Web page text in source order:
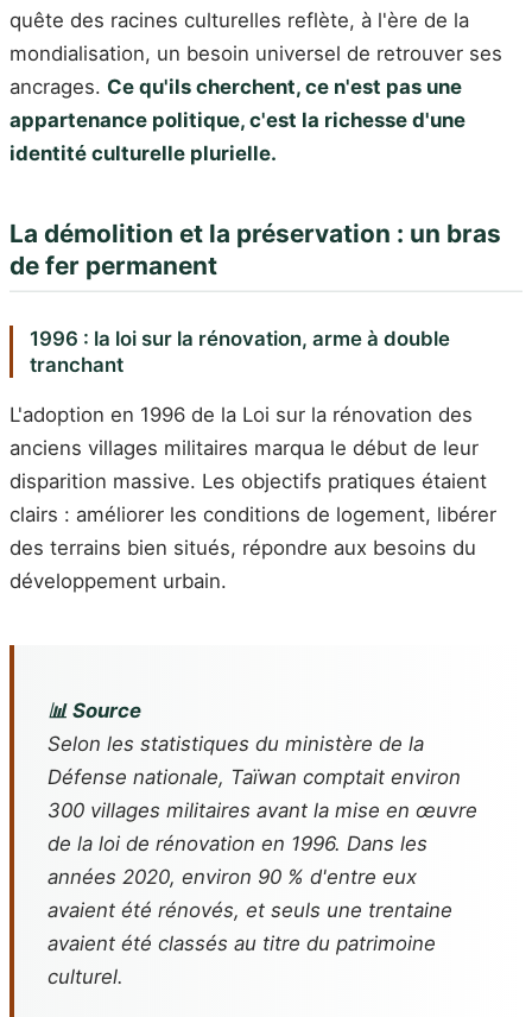
quête des racines culturelles reflète, à l'ère de la
mondialisation, un besoin universel de retrouver ses
ancrages. Ce qu'ils cherchent, ce n'est pas une
appartenance politique, c'est la richesse d'une
identité culturelle plurielle.
La démolition et la préservation : un bras
de fer permanent
1996 : la loi sur la rénovation, arme à double
tranchant
L'adoption en 1996 de la Loi sur la rénovation des
anciens villages militaires marqua le début de leur
disparition massive. Les objectifs pratiques étaient
clairs : améliorer les conditions de logement, libérer
des terrains bien situés, répondre aux besoins du
développement urbain.
📊 Source
Selon les statistiques du ministère de la
Défense nationale, Taïwan comptait environ
300 villages militaires avant la mise en œuvre
de la loi de rénovation en 1996. Dans les
années 2020, environ 90 % d'entre eux
avaient été rénovés, et seuls une trentaine
avaient été classés au titre du patrimoine
culturel.